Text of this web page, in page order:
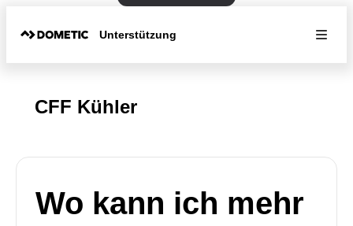
Unterstützung
CFF Kühler
Wo kann ich mehr